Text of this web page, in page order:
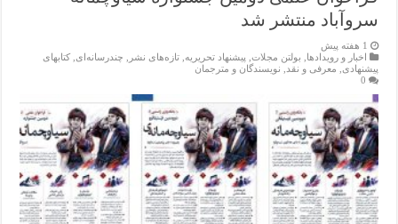
سروآباد منتشر شد
1 هفته پیش
اخبار و رویدادها
بولتن مجلات پیشنهاد تحریریه ,تازەهای نشر چندرسانه‌ای ,کتابهای
پیشنهادی
معرفی و نقد
نویسندگان و مترجمان
0